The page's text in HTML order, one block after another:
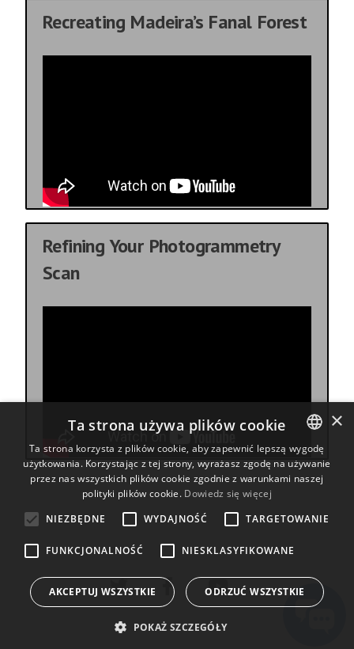
Recreating Madeira’s Fanal Forest
Refining Your Photogrammetry
Scan
ENGLISH
CROATIAN
DUTCH
×
Ta strona używa plików cookie
Ta strona korzysta z plików cookie, aby zapewnić lepszą wygodę
użytkowania. Korzystając z tej strony, wyrażasz zgodę na używanie
przez nas wszystkich plików cookie zgodnie z warunkami naszej
polityki plików cookie. Dowiedz się więcej
NIEZBĘDNE
WYDAJNOŚĆ TARGETOWANIE
FUNKCJONALNOŚĆ NIESKLASYFIKOWANE
AKCEPTUJ WSZYSTKIE ODRZUĆ WSZYSTKIE
POKAŻ SZCZEGÓŁY